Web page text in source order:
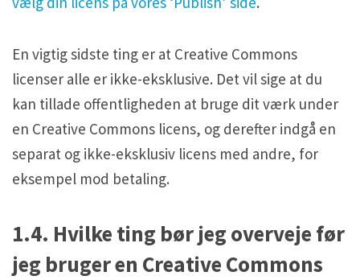
En vigtig sidste ting er at Creative Commons
licenser alle er ikke-eksklusive. Det vil sige at du
kan tillade offentligheden at bruge dit værk under
en Creative Commons licens, og derefter indgå en
separat og ikke-eksklusiv licens med andre, for
eksempel mod betaling.
1.4. Hvilke ting bør jeg overveje før
jeg bruger en Creative Commons